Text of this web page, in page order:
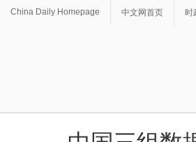
China Daily Homepage 中文网首页 时